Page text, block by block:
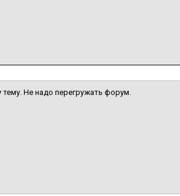
тему. Не надо перегружать форум.